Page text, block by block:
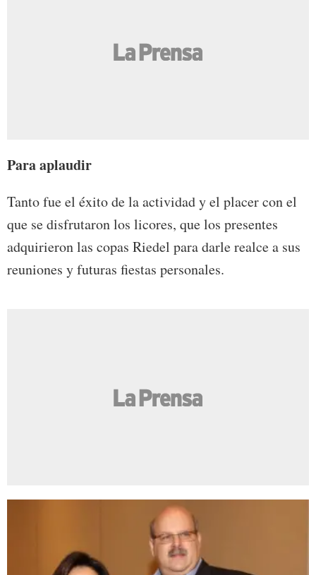
Para aplaudir
Tanto fue el éxito de la actividad y el placer con el
que se disfrutaron los licores, que los presentes
adquirieron las copas Riedel para darle realce a sus
reuniones y futuras fiestas personales.